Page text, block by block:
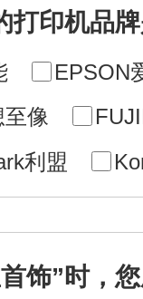
打印机品
EPSON
像
利盟
饰”时，